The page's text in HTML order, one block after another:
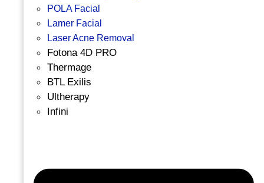
POLA Facial
Lamer Facial
Laser Acne Removal
Fotona 4D PRO
Thermage
BTL Exilis
Ultherapy
Infini